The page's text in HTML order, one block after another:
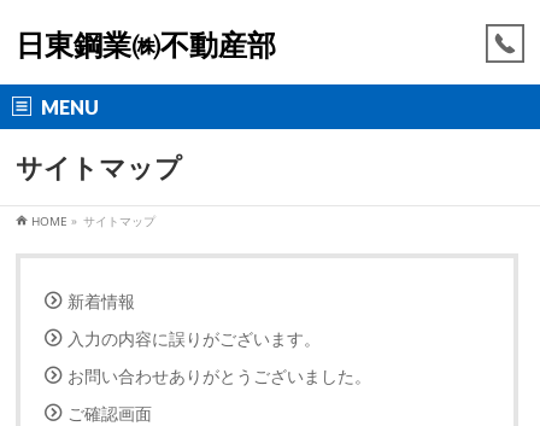
日東鋼業㈱不動産部
MENU
サイトマップ
HOME » サイトマップ
新着情報
入力の内容に誤りがございます。
お問い合わせありがとうございました。
ご確認画面